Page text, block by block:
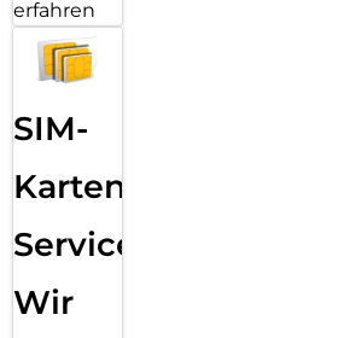
erfahren
SIM-
Karten
Service:
Wir